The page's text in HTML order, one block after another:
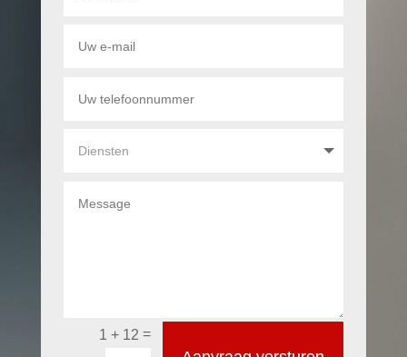
1 + 12 =